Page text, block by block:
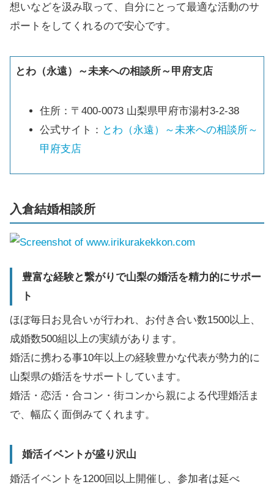
想いなどを汲み取って、自分にとって最適な活動のサ
ポートをしてくれるので安心です。
とわ（永遠）～未来への相談所～甲府支店
住所：〒400-0073 山梨県甲府市湯村3-2-38
公式サイト： とわ（永遠）～未来への相談所～
甲府支店
入倉結婚相談所
豊富な経験と繋がりで山梨の婚活を精力的にサポー
ト
ほぼ毎日お見合いが行われ、お付き合い数1500以上、
成婚数500組以上の実績があります。
婚活に携わる事10年以上の経験豊かな代表が勢力的に
山梨県の婚活をサポートしています。
婚活・恋活・合コン・街コンから親による代理婚活ま
で、幅広く面倒みてくれます。
婚活イベントが盛り沢山
婚活イベントを1200回以上開催し、参加者は延べ